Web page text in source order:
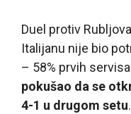
Duel protiv
Italijanu nije bio
– 58% prvih
pokušao da se
4-1 u drugom setu.